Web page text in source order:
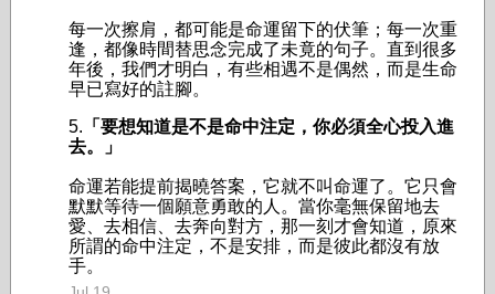
每一次擦肩，都可能是命運留下的伏筆；每一次重
逢，都像時間替思念完成了未竟的句子。直到很多
年後，我們才明白，有些相遇不是偶然，而是生命
早已寫好的註腳。
5. 「要想知道是不是命中注定，你必須全心投入進
去。」
命運若能提前揭曉答案，它就不叫命運了。它只會
默默等待一個願意勇敢的人。當你毫無保留地去
愛、去相信、去奔向對方，那一刻才會知道，原來
所謂的命中注定，不是安排，而是彼此都沒有放
手。